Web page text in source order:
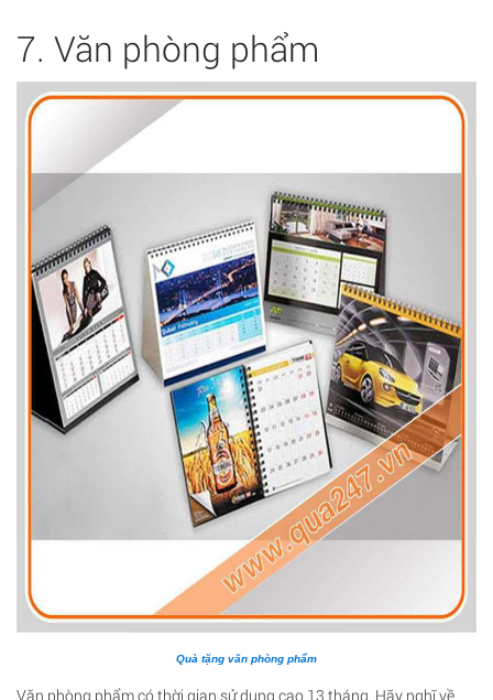
7. Văn phòng phẩm
Quà tặng văn phòng phẩm
Văn phòng phẩm có thời gian sử dụng cao 13 tháng. Hãy nghĩ về